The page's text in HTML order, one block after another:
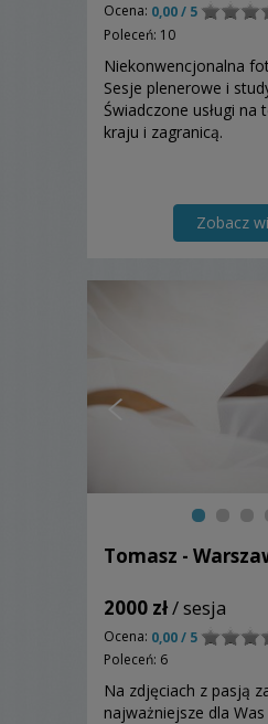
Ocena: 0,00 / 5
Poleceń: 10
Niekonwencjonalna
Sesje plenerowe i
Świadczone usługi na
kraju i zagranicą.
Zobacz
Tomasz -
2000 zł/ sesja
Ocena: 0,00 / 5
Poleceń: 6
Na zdjęciach z pasją
najważniejsze dla